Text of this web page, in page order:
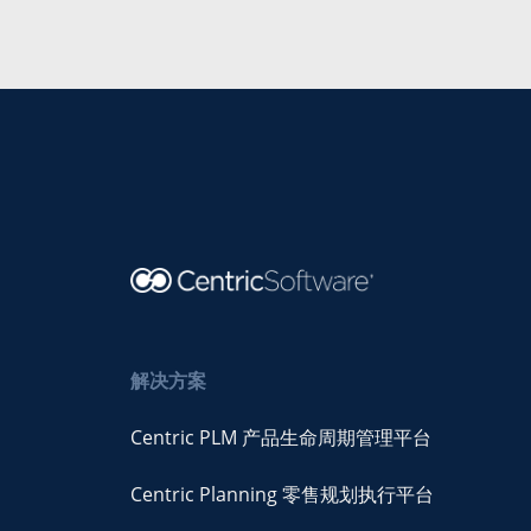
解决方案
Centric PLM 产品生命周期管理平台
Centric Planning 零售规划执行平台